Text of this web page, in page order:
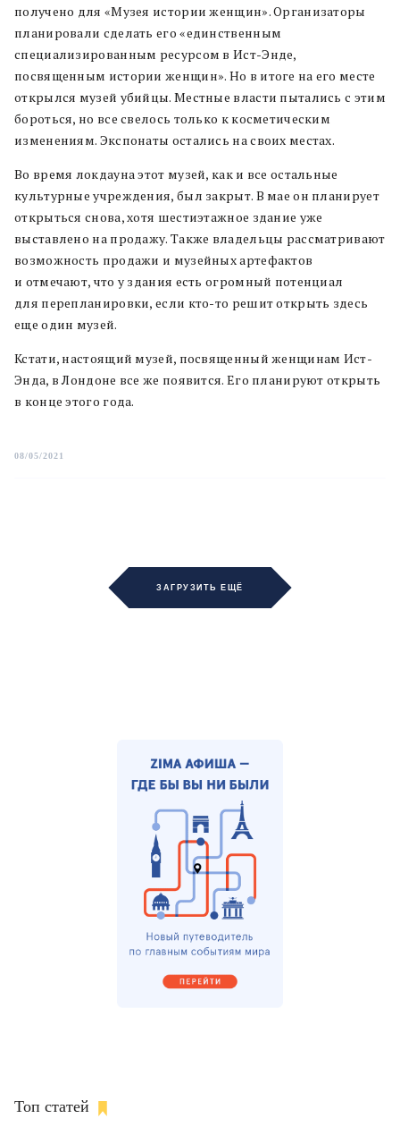
получено для «Музея истории женщин». Организаторы
планировали сделать его «единственным
специализированным ресурсом в Ист-Энде,
посвященным истории женщин». Но в итоге на его месте
открылся музей убийцы. Местные власти пытались с этим
бороться, но все свелось только к косметическим
изменениям. Экспонаты остались на своих местах.
Во время локдауна этот музей, как и все остальные
культурные учреждения, был закрыт. В мае он планирует
открыться снова, хотя шестиэтажное здание уже
выставлено на продажу. Также владельцы рассматривают
возможность продажи и музейных артефактов
и отмечают, что у здания есть огромный потенциал
для перепланировки, если кто-то решит открыть здесь
еще один музей.
Кстати, настоящий музей, посвященный женщинам Ист-
Энда, в Лондоне все же появится. Его планируют открыть
в конце этого года.
08/05/2021
ЗАГРУЗИТЬ ЕЩЁ
Топ статей